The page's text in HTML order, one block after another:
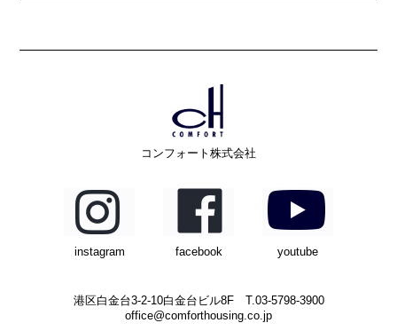
コンフォート株式会社
instagram facebook youtube
港区白金台3-2-10白金台ビル8F T.03-5798-3900
office@comforthousing.co.jp